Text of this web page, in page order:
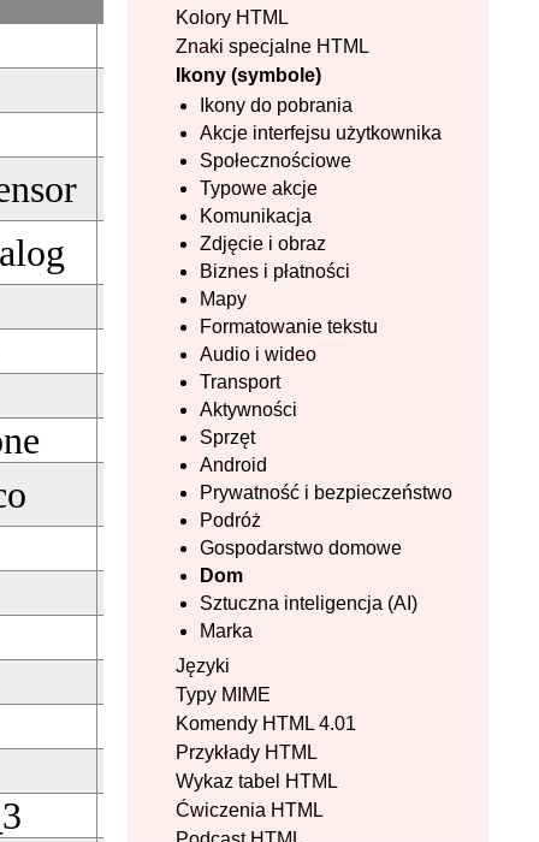
Kolory HTML
Znaki specjalne HTML
Ikony (symbole)
Ikony do pobrania
Akcje interfejsu użytkownika
Społecznościowe
Typowe akcje
Komunikacja
Zdjęcie i obraz
Biznes i płatności
Mapy
Formatowanie tekstu
Audio i wideo
Transport
Aktywności
Sprzęt
Android
Prywatność i bezpieczeństwo
Podróż
Gospodarstwo domowe
Dom
Sztuczna inteligencja (AI)
Marka
Języki
Typy MIME
Komendy HTML 4.01
Przykłady HTML
Wykaz tabel HTML
Ćwiczenia HTML